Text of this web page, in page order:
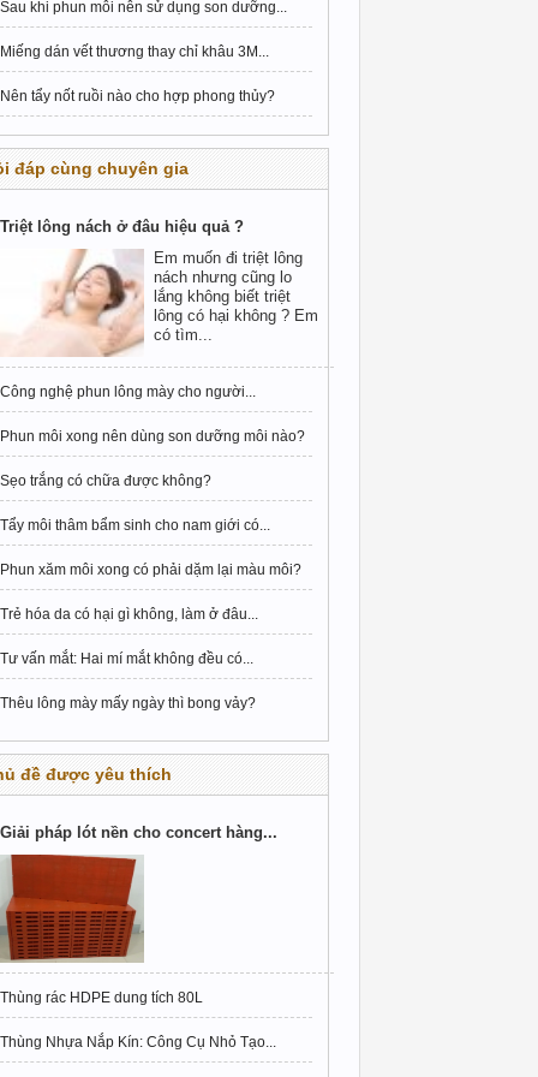
Sau khi phun môi nên sử dụng son dưỡng...
Miếng dán vết thương thay chỉ khâu 3M...
Nên tẩy nốt ruồi nào cho hợp phong thủy?
đáp cùng chuyên gia
Triệt lông nách ở đâu hiệu quả ?
Em muốn đi triệt lông
nách nhưng cũng lo
lắng không biết triệt
lông có hại không ? Em
có tìm...
Công nghệ phun lông mày cho người...
Phun môi xong nên dùng son dưỡng môi nào?
Sẹo trắng có chữa được không?
Tẩy môi thâm bẩm sinh cho nam giới có...
Phun xăm môi xong có phải dặm lại màu môi?
Trẻ hóa da có hại gì không, làm ở đâu...
Tư vấn mắt: Hai mí mắt không đều có...
Thêu lông mày mấy ngày thì bong vảy?
đề được yêu thích
Giải pháp lót nền cho concert hàng...
Thùng rác HDPE dung tích 80L
Thùng Nhựa Nắp Kín: Công Cụ Nhỏ Tạo...